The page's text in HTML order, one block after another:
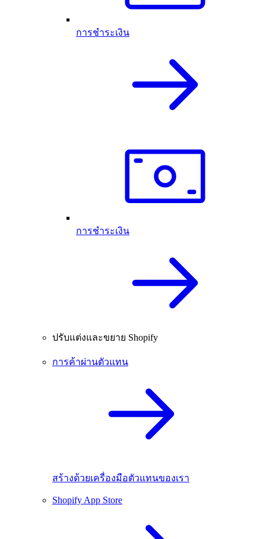
การชำระเงิน
การชำระเงิน
ปรับแต่งและขยาย Shopify
การค้าผ่านตัวแทน
สร้างด้วยเครื่องมือตัวแทนของเรา
Shopify App Store